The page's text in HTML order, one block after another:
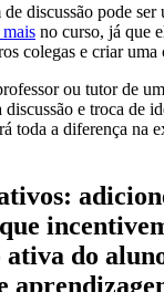
discussão pode ser
no curso, já que
colegas e criar
ou tutor de
e troca de
toda a diferença na
do